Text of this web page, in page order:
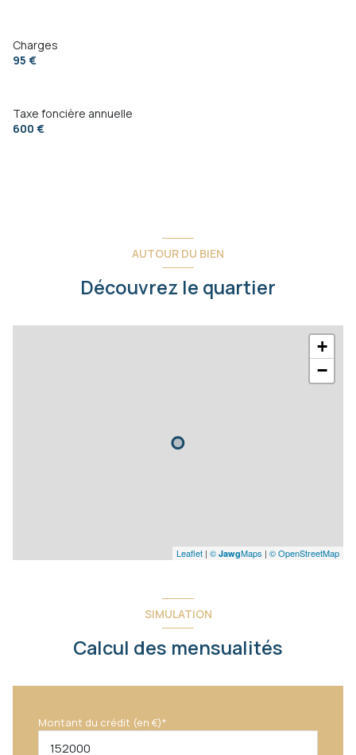
Charges
95 €
Taxe foncière annuelle
600 €
AUTOUR DU BIEN
Découvrez le quartier
+
−
Leaflet | © JawgMaps | © OpenStreetMap
SIMULATION
Calcul des mensualités
Montant du crédit (en €)*